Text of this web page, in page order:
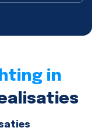
in